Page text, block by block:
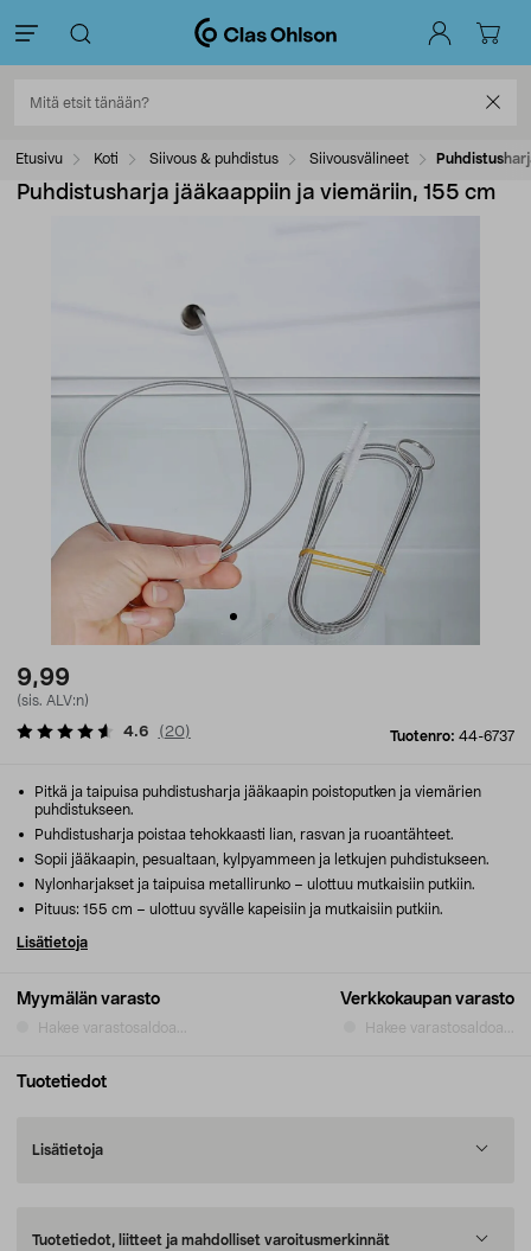
Etusivu Koti Siivous & puhdistus Siivousvälineet
Puhdistusharja jääkaappiin ja viemäriin, 155 cm
9,99
(sis. ALV:n)
Tuotenro: 44-6737
4.6 ( 20)
Myymälän varasto
Hakee varastosaldoa...
Verkkokaupan varasto
Hakee varastosaldoa...
Pitkä ja taipuisa puhdistusharja jääkaapin poistoputken ja viemärien
puhdistukseen.
Puhdistusharja poistaa tehokkaasti lian, rasvan ja ruoantähteet.
Sopii jääkaapin, pesualtaan, kylpyammeen ja letkujen puhdistukseen.
Nylonharjakset ja taipuisa metallirunko – ulottuu mutkaisiin putkiin.
Pituus: 155 cm – ulottuu syvälle kapeisiin ja mutkaisiin putkiin.
Lisätietoja
Tuotetiedot
Lisätietoja
Tuotetiedot, liitteet ja mahdolliset varoitusmerkinnät